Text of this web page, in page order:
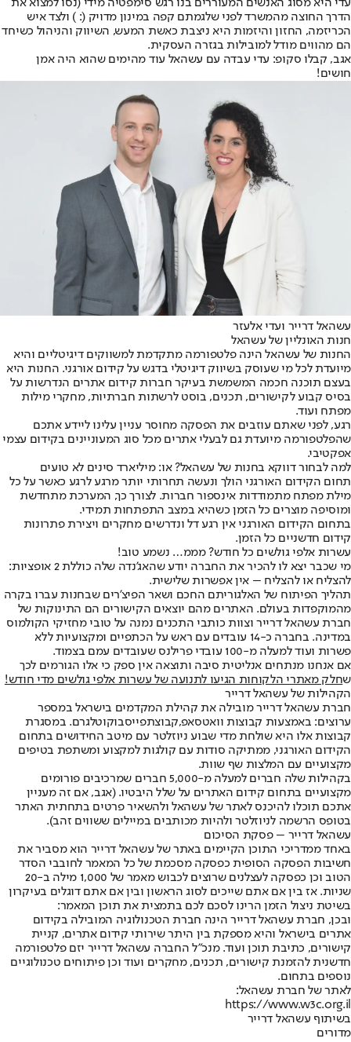
עדי היא מסוג האנשים המעוררים בנו רגש סימפטיה מידי (נסו למצוא את
הדרך החוצה מהמשרד לפני שלגמתם קפה במינון מדויק (: ) ולצד איש
הכריזמה, החזון והיזמות היא ניצבת כאשת המעש, השיווק והניהול כשיחד
הם מהווים מודל למובילות בגזרה העסקית.
אגב, קבלו סקופ: עדי עבדה עם עשהאל עוד מהימים שהוא היה אמן
חושים!
עשהאל דרייר ועדי אלעזר
חנות האונליין של עשהאל
החנות של עשהאל הינה פלטפורמה מתקדמת למשווקים דיגיטליים והיא
מיועדת לכל מי שעוסק בשיווק דיגיטלי בדגש על קידום אורגני. החנות היא
בעצם תוכנה חכמה המשמשת בעיקר חברות קידום אתרים הנדרשות על
בסיס קבוע לקישורים, תכנים, בוסט לרשתות חברתיות, מחקרי מילות
מפתח ועוד.
רגע, לפני שאתם עוזבים את הפסקה מחוסר עניין עלינו ליידע אתכם
שהפלטפורמה מיועדת גם לבעלי אתרים מכל סוג המעוניינים בקידום עצמי
אפקטיבי.
למה לבחור דווקא בחנות של עשהאל? או: מיליארד סינים לא טועים
תחום הקידום האורגני הולך ונעשה תחרותי יותר מרגע לרגע כאשר על כל
מילת מפתח מתמודדות אינספור חברות. לצורך כך, המערכת מתחדשת
ומוסיפה מוצרים כל הזמן כשהיא במצב התפתחות תמידי.
בתחום הקידום האורגני אין רגע דל ונדרשים מחקרים ויצירת פתרונות
קידום חדשניים כל הזמן.
עשרות אלפי גולשים כל חודש? מממ… נשמע טוב!
מי שכבר יצא לו להכיר את החברה יודע שהאג’נדה שלה כוללת 2 אופציות:
להצליח או להצליח – אין אפשרות שלישית.
תהליך הפיתוח של האלגוריתם החכם ושאר הפיצ’רים שבחנות עברו בקרה
מהמוקפדות בעולם. האתרים מהם יוצאים הקישורים הם התינוקות של
חברת עשהאל דרייר וצוות כותבי התכנים נמנה על טובי מחזיקי הקולמוס
במדינה. בחברה כ-14 עובדים עם ראש על הכתפיים ומקצועיות ללא
פשרות ועוד למעלה מ-100 עובדי פרילנס שעובדים עמם בצמוד.
אם אנחנו מנתחים אנליטית סיבה ותוצאה אין ספק כי אלו הגורמים לכך
שחלק מאתרי הלקוחות הגיעו לתנועה של עשרות אלפי גולשים מדי חודש!
הקהילות של עשהאל דרייר
חברת עשהאל דרייר מובילה את קהילת המקדמים בישראל במספר
ערוצים: באמצעות קבוצות וואטסאפ,קבוצתפייסבוקוטלגרם. במסגרת
קבוצות אלו היא שולחת מדי שבוע ניוזלטר עם מיטב החידושים בתחום
הקידום האורגני, ממתיקה סודות עם קולגות למקצוע ומשתפת בטיפים
מקצועיים עם המלצות שף שוות.
בקהילות שלה חברים למעלה מ-5,000 חברים שמרכיבים פורומים
מקצועיים בתחום קידום האתרים על שלל היבטיו. (אגב, אם זה מעניין
אתכם תוכלו להיכנס לאתר של עשהאל ולהשאיר פרטים בתחתית האתר
בטופס הרשמה לניוזלטר ולהיות מכותבים במיילים ששווים זהב).
עשהאל דרייר – פסקת הסיכום
באחד ממדריכי התוכן הקיימים באתר של עשהאל דרייר הוא מסביר את
חשיבות הפסקה הסופית כפסקה מסכמת של כל המאמר לחובבי הסדר
הטוב וכן כפסקה לעצלנים שרוצים לכבוש מאמר של 1,000 מילה ב-20
שניות. אז בין אם אתם שייכים לסוג הראשון ובין אם אתם דוגלים בעיקרון
בשיטת ניצול הזמן הרינו לסכם לכם בתמצית את תוכן המאמר:
ובכן, חברת עשהאל דרייר הינה חברת הטכנולוגיה המובילה בקידום
אתרים בישראל והיא מספקת בין היתר שירותי קידום אתרים, קניית
קישורים, כתיבת תוכן ועוד. מנכ”ל החברה עשהאל דרייר יזם פלטפורמה
חדשנית להזמנת קישורים, תכנים, מחקרים ועוד וכן פיתוחים טכנולוגיים
נוספים בתחום.
לאתר של חברת עשהאל:
https://www.w3c.org.il
בשיתוף עשהאל דרייר
מדורים